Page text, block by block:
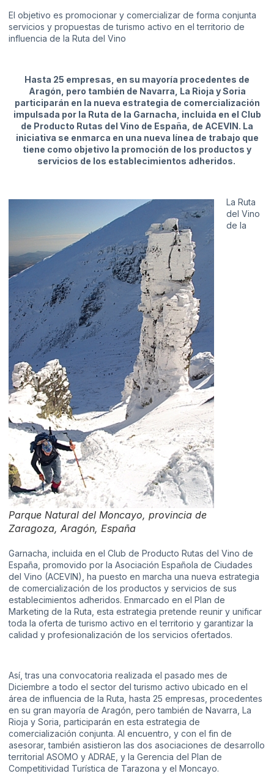
El objetivo es promocionar y comercializar de forma conjunta
servicios y propuestas de turismo activo en el territorio de
influencia de la Ruta del Vino
Hasta 25 empresas, en su mayoría procedentes de
Aragón, pero también de Navarra, La Rioja y Soria
participarán en la nueva estrategia de comercialización
impulsada por la Ruta de la Garnacha, incluida en el Club
de Producto Rutas del Vino de España, de ACEVIN. La
iniciativa se enmarca en una nueva línea de trabajo que
tiene como objetivo la promoción de los productos y
servicios de los establecimientos adheridos.
Parque Natural del Moncayo, provincia de
Zaragoza, Aragón, España
La Ruta
del Vino
de la
Garnacha, incluida en el Club de Producto Rutas del Vino de
España, promovido por la Asociación Española de Ciudades
del Vino (ACEVIN), ha puesto en marcha una nueva estrategia
de comercialización de los productos y servicios de sus
establecimientos adheridos. Enmarcado en el Plan de
Marketing de la Ruta, esta estrategia pretende reunir y unificar
toda la oferta de turismo activo en el territorio y garantizar la
calidad y profesionalización de los servicios ofertados.
Así, tras una convocatoria realizada el pasado mes de
Diciembre a todo el sector del turismo activo ubicado en el
área de influencia de la Ruta, hasta 25 empresas, procedentes
en su gran mayoría de Aragón, pero también de Navarra, La
Rioja y Soria, participarán en esta estrategia de
comercialización conjunta. Al encuentro, y con el fin de
asesorar, también asistieron las dos asociaciones de desarrollo
territorial ASOMO y ADRAE, y la Gerencia del Plan de
Competitividad Turística de Tarazona y el Moncayo.